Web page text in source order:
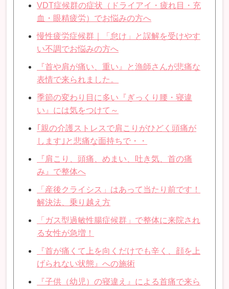
VDT症候群の症状（ドライアイ・疲れ目・充
血・眼精疲労）でお悩みの方へ
慢性疲労症候群｜「怠け」と誤解を受けやす
い不調でお悩みの方へ
『首や肩が痛い、重い』と漁師さんが悲痛な
表情で来られました。
季節の変わり目に多い『ぎっくり腰・寝違
い』には気をつけて～
｢親の介護ストレスで肩こりがひどく頭痛が
します｣と悲痛な面持ちで・・
『肩こり、頭痛、めまい、吐き気、首の痛
み』で整体へ
「産後クライシス」はあって当たり前です！
解決法、乗り越え方
「ガス型過敏性腸症候群」で整体に来院され
る女性が急増！
『首が痛くて上を向くだけでも辛く、顔を上
げられない状態』への施術
『子供（幼児）の寝違え』による首痛で来ら